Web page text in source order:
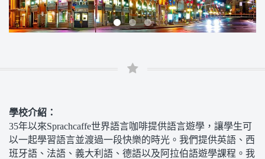
學校介紹：
35年以來Sprachcaffe世界語言咖啡提供語言遊學，讓學生可
以一起學習語言並渡過一段快樂的時光。我們提供英語、西
班牙語、法語、義大利語、德語以及阿拉伯語遊學課程。我